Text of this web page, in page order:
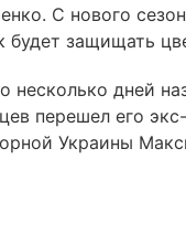
С нового
будет защищать
несколько дней
перешел его
Украины